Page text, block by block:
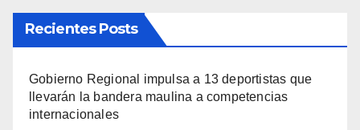
Recientes Posts
Gobierno Regional impulsa a 13 deportistas que
llevarán la bandera maulina a competencias
internacionales